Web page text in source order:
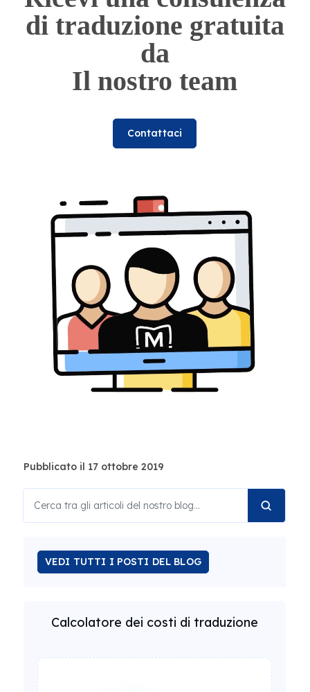
di traduzione gratuita
da
Il nostro team
Contattaci
Pubblicato il 17 ottobre 2019
VEDI TUTTI I POSTI DEL BLOG
Calcolatore dei costi di traduzione